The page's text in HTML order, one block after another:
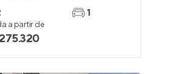
1
a partir de